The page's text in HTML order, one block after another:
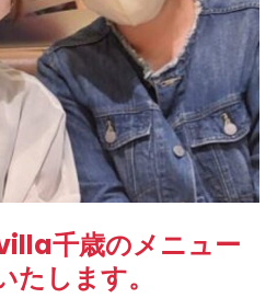
千歳のメニュー
たします。